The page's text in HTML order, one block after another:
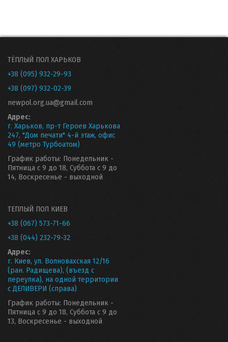
ТЁПЛЫЙ ПОЛ ХАРЬКОВ
+38 (095) 932-29-93
+38 (097) 932-02-39
newpol.org.ua@gmail.com
Адрес:
г. Харьков, пр-т Героев Харькова
247, "Дом печати" 4-й этаж, офис
49 (метро Турбоатом)
График работы: Понедельник -
Пятница с 9 до 18, Суббота с 9 до
14, Воскресенье - выходной
ТЕПЛЫЙ ПОЛ КИЕВ
+38 (067) 573-71-66
+38 (044) 232-79-32
Адрес:
г. Киев, ул. Волновахская 12/16
(ран. Радищева), (въезд с
переулка), на одной территории
с ДЕЛИВЕРИ (справа)
График работы: Понедельник -
Пятница с 9 до 18, Суббота с 9 до
13, Воскресенье - выходной